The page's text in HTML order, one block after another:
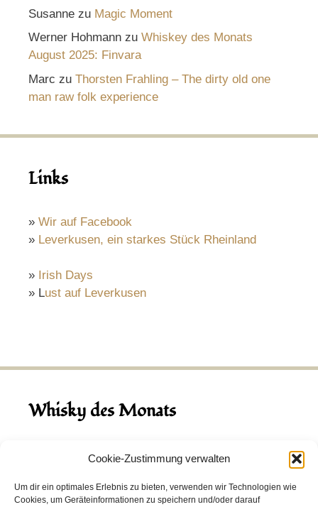
Cookie-Zustimmung verwalten
Um dir ein optimales Erlebnis zu bieten, verwenden wir Technologien wie
Cookies, um Geräteinformationen zu speichern und/oder darauf
Susanne zu Magic Moment
Werner Hohmann zu Whiskey des Monats
August 2025: Finvara
Marc zu Thorsten Frahling – The dirty old one
man raw folk experience
Links
» Wir auf Facebook
» Leverkusen, ein starkes Stück Rheinland
» Irish Days
» Lust auf Leverkusen
Whisky des Monats
August 2026
Hinch Double Wood
Destillerie:Hinch(Irland)